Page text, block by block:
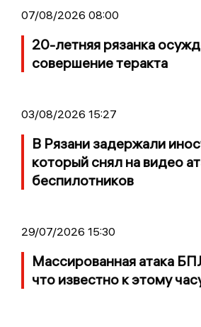
07/08/2026 08:00
20-летняя рязанка
совершение теракта
03/08/2026 15:27
В Рязани задержали
который снял на видео
беспилотников
29/07/2026 15:30
Массированная атака
что известно к этому